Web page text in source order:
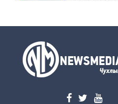
2026-08-5
2026-08-5